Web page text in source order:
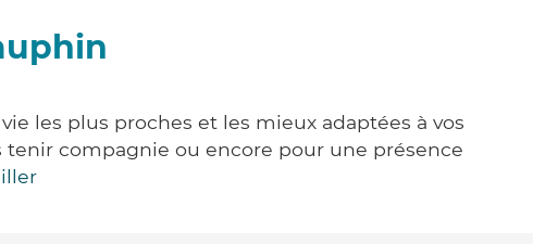
les plus proches et les mieux adaptées à vos
tenir compagnie ou encore pour une présence